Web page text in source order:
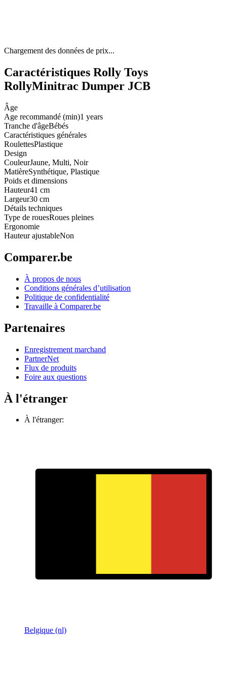
Chargement des données de prix...
Caractéristiques Rolly Toys
RollyMinitrac Dumper JCB
Âge
Age recommandé (min)1 years
Tranche d'âgeBébés
Caractéristiques générales
RoulettesPlastique
Design
CouleurJaune, Multi, Noir
MatièreSynthétique, Plastique
Poids et dimensions
Hauteur41 cm
Largeur30 cm
Détails techniques
Type de rouesRoues pleines
Ergonomie
Hauteur ajustableNon
Comparer.be
À propos de nous
Conditions générales d’utilisation
Politique de confidentialité
Travaille à Comparer.be
Partenaires
Enregistrement marchand
PartnerNet
Flux de produits
Foire aux questions
À l'étranger
À l'étranger:
Belgique (nl)